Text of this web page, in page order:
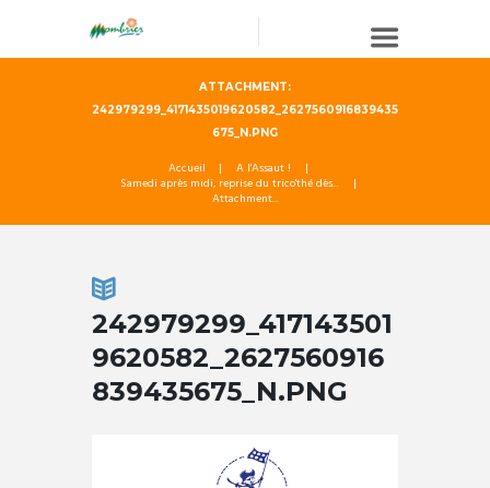
ATTACHMENT:
242979299_4171435019620582_2627560916839435
675_N.PNG
Accueil
A l'Assaut !
Samedi après midi, reprise du trico'thé dès...
Attachment...
242979299_417143501
9620582_2627560916
839435675_N.PNG